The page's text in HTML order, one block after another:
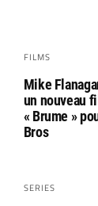
FILMS
Mike
un nouveau
« Brume »
Bros
SERIES